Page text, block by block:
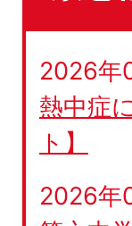
2026年
熱中症
ト】
2026年